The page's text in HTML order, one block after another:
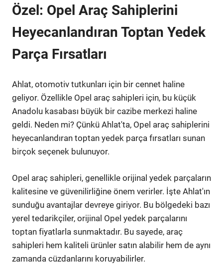
Özel: Opel Araç Sahiplerini
Heyecanlandıran Toptan Yedek
Parça Fırsatları
Ahlat, otomotiv tutkunları için bir cennet haline
geliyor. Özellikle Opel araç sahipleri için, bu küçük
Anadolu kasabası büyük bir cazibe merkezi haline
geldi. Neden mi? Çünkü Ahlat'ta, Opel araç sahiplerini
heyecanlandıran toptan yedek parça fırsatları sunan
birçok seçenek bulunuyor.
Opel araç sahipleri, genellikle orijinal yedek parçaların
kalitesine ve güvenilirliğine önem verirler. İşte Ahlat'ın
sunduğu avantajlar devreye giriyor. Bu bölgedeki bazı
yerel tedarikçiler, orijinal Opel yedek parçalarını
toptan fiyatlarla sunmaktadır. Bu sayede, araç
sahipleri hem kaliteli ürünler satın alabilir hem de aynı
zamanda cüzdanlarını koruyabilirler.